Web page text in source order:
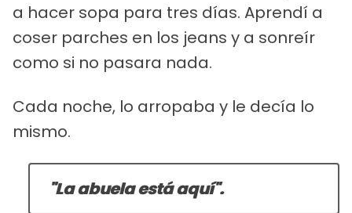
a hacer sopa para tres días. Aprendí a
coser parches en los jeans y a sonreír
como si no pasara nada.
Cada noche, lo arropaba y le decía lo
mismo.
"La abuela está aquí".